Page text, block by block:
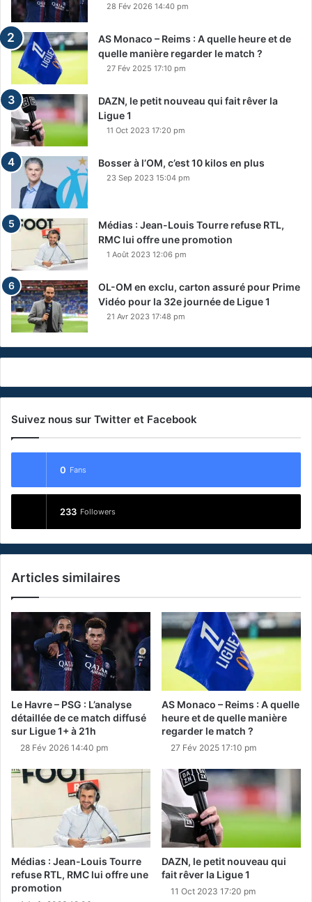
28 Fév 2026 14:40 pm
AS Monaco – Reims : A quelle heure et de
quelle manière regarder le match ?
27 Fév 2025 17:10 pm
DAZN, le petit nouveau qui fait rêver la
Ligue 1
11 Oct 2023 17:20 pm
Bosser à l’OM, c’est 10 kilos en plus
23 Sep 2023 15:04 pm
Médias : Jean-Louis Tourre refuse RTL,
RMC lui offre une promotion
1 Août 2023 12:06 pm
OL-OM en exclu, carton assuré pour Prime
Vidéo pour la 32e journée de Ligue 1
21 Avr 2023 17:48 pm
Suivez nous sur Twitter et Facebook
0 Fans
233 Followers
Articles similaires
Le Havre – PSG : L’analyse
détaillée de ce match diffusé
sur Ligue 1+ à 21h
28 Fév 2026 14:40 pm
AS Monaco – Reims : A quelle
heure et de quelle manière
regarder le match ?
27 Fév 2025 17:10 pm
Médias : Jean-Louis Tourre
refuse RTL, RMC lui offre une
promotion
DAZN, le petit nouveau qui
fait rêver la Ligue 1
11 Oct 2023 17:20 pm